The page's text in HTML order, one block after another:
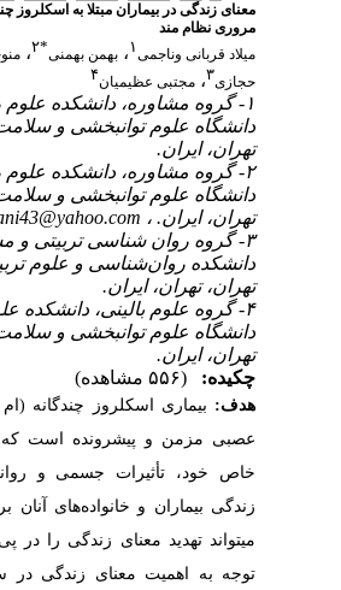
معنای زندگی در بیماران مبتلا به اسکلروز
مروری نظام مند
میلاد قربانی وناجمی۱ ، بهمن بهمنی*۲،
حجازی۳، مجتبی عظیمیان۴
۱- گروه مشاوره، دانشکده علوم
دانشگاه علوم توانبخشی و
تهران، ایران.
۲- گروه مشاوره، دانشکده علوم
دانشگاه علوم توانبخشی و
تهران، ایران. ،
۳- گروه روان شناسی تربیتی و
دانشکده روان‌شناسی و علوم
تهران، تهران، ایران.
۴- گروه علوم بالینی، دانشکده
دانشگاه علوم توانبخشی و
تهران، ایران.
چکیده:
(۵۵۶ مشاهده)
هدف: بیماری اسکلروز چندگانه
عصبی مزمن و پیش­رونده است که
خاص خود، تأثیرات جسمی و
زندگی بیماران و خانواده‌های آنان
می­تواند تهدید معنای زندگی را در
توجه به اهمیت معنای زندگی در